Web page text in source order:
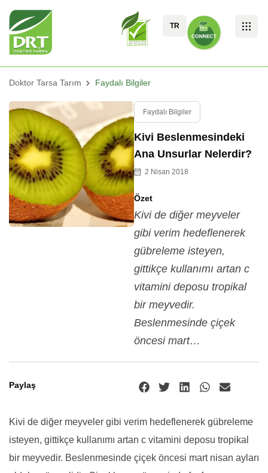
TR
Doktor Tarsa Tarım Faydalı Bilgiler
Faydalı Bilgiler
Kivi Beslenmesindeki
Ana Unsurlar Nelerdir?
2 Nisan 2018
Özet
Kivi de diğer meyveler
gibi verim hedeflenerek
gübreleme isteyen,
gittikçe kullanımı artan c
vitamini deposu tropikal
bir meyvedir.
Beslenmesinde çiçek
öncesi mart…
Paylaş
Kivi de diğer meyveler gibi verim hedeflenerek gübreleme
isteyen, gittikçe kullanımı artan c vitamini deposu tropikal
bir meyvedir. Beslenmesinde çiçek öncesi mart nisan ayları